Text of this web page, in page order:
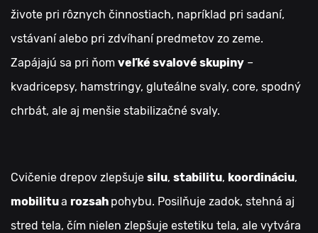
živote pri rôznych činnostiach, napríklad pri sadaní,
vstávaní alebo pri zdvíhaní predmetov zo zeme.
Zapájajú sa pri ňom veľké svalové skupiny –
kvadricepsy, hamstringy, gluteálne svaly, core, spodný
chrbát, ale aj menšie stabilizačné svaly.
Cvičenie drepov zlepšuje silu, stabilitu, koordináciu,
mobilitua rozsah pohybu. Posilňuje zadok, stehná aj
stred tela, čím nielen zlepšuje estetiku tela, ale vytvára